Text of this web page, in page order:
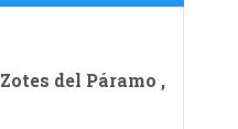
del Páramo ,